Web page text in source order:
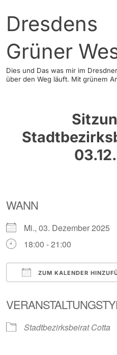
content
Dresdens
Grüner
Dies und Das was mir im
über den Weg läuft. Mit grünem
WANN
Mi., 03. Dezember 2025
18:00 - 21:00
ZUM KALENDER
Stadtbezirksbeirat Cotta